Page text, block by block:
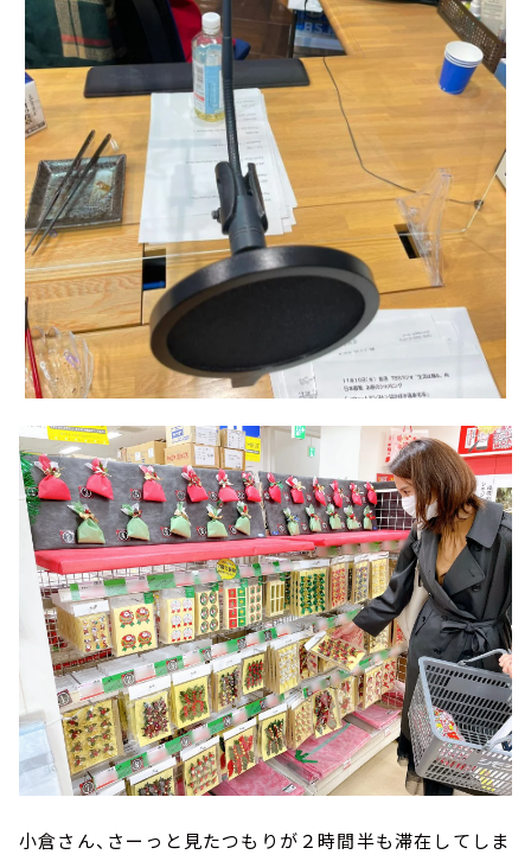
小倉さん、さーっと見たつもりが２時間半も滞在してしま